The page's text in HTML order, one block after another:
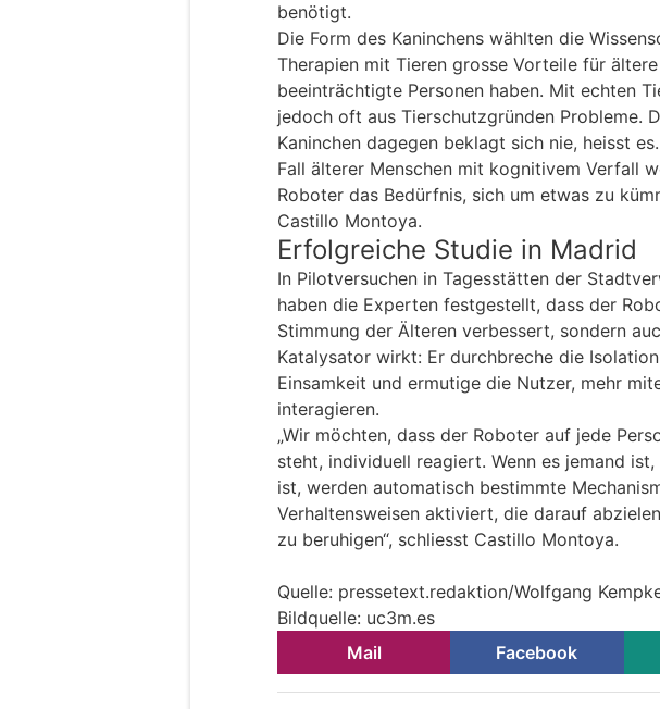
benötigt.
Die Form des Kaninchens wählten die
Therapien mit Tieren grosse Vorteile für
beeinträchtigte Personen haben. Mit echten
jedoch oft aus Tierschutzgründen Probleme.
Kaninchen dagegen beklagt sich nie, heisst
Fall älterer Menschen mit kognitivem Verfall
Roboter das Bedürfnis, sich um etwas zu
Castillo Montoya.
Erfolgreiche Studie in Madrid
In Pilotversuchen in Tagesstätten der
haben die Experten festgestellt, dass der
Stimmung der Älteren verbessert, sondern
Katalysator wirkt: Er durchbreche die
Einsamkeit und ermutige die Nutzer, mehr
interagieren.
„Wir möchten, dass der Roboter auf jede
steht, individuell reagiert. Wenn es jemand
ist, werden automatisch bestimmte
Verhaltensweisen aktiviert, die darauf
zu beruhigen“, schliesst Castillo Montoya.
Quelle: pressetext.redaktion/Wolfgang
Bildquelle: uc3m.es
Mail
Facebook